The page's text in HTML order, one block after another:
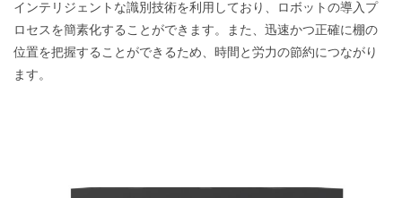
インテリジェントな識別技術を利用しており、ロボットの導入プ
ロセスを簡素化することができます。また、迅速かつ正確に棚の
位置を把握することができるため、時間と労力の節約につながり
ます。